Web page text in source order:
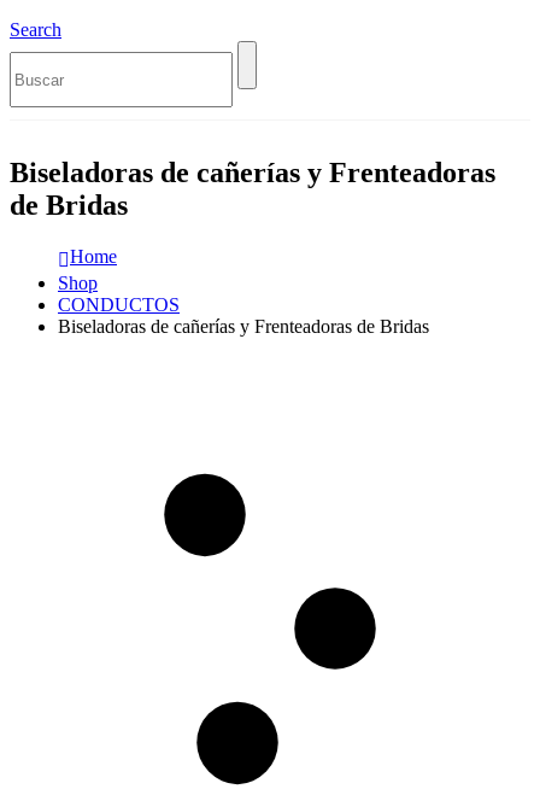
Search
Biseladoras de cañerías y Frenteadoras
de Bridas
Home
Shop
CONDUCTOS
Biseladoras de cañerías y Frenteadoras de Bridas